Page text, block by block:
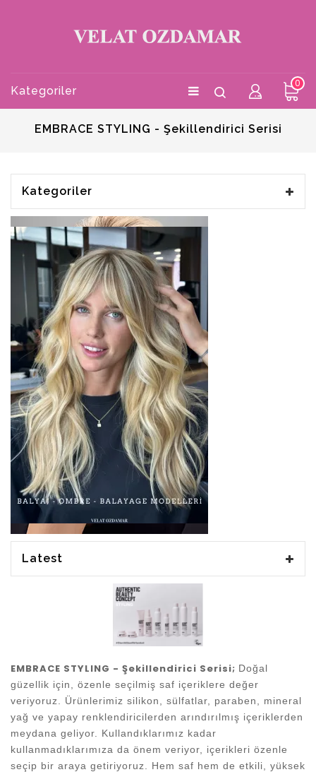
Kategoriler
0
EMBRACE STYLING - Şekillendirici Serisi
Kategoriler
Latest
EMBRACE STYLING - Şekillendirici Serisi; Doğal
güzellik için, özenle seçilmiş saf içeriklere değer
veriyoruz. Ürünlerimiz silikon, sülfatlar, paraben, mineral
yağ ve yapay renklendiricilerden arındırılmış içeriklerden
meydana geliyor. Kullandıklarımız kadar
kullanmadıklarımıza da önem veriyor, içerikleri özenle
seçip bir araya getiriyoruz. Hem saf hem de etkili, yüksek